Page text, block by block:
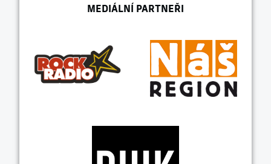
MEDIÁLNÍ PARTNEŘI